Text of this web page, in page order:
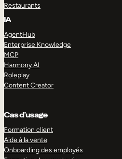
Restaurants
IA
AgentHub
Enterprise Knowledge
MCP
Harmony AI
Roleplay
Content Creator
Cas d’usage
Formation client
Aide à la vente
Onboarding des employés